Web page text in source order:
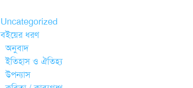
Uncategorized
বইয়ের ধরণ
অনুবাদ
ইতিহাস ও ঐতিহ্য
উপন্যাস